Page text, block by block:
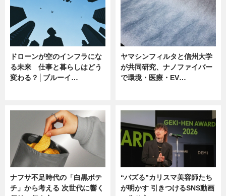
ドローンが空のインフラにな
る未来 仕事と暮らしはどう
変わる？│ブルーイ…
ヤマシンフィルタと信州大学
が共同研究、ナノファイバー
で環境・医療・EV…
ナフサ不足時代の「白黒ポテ
チ」から考える 次世代に響く
“バズる”カリスマ美容師たち
が明かす 引きつけるSNS動画